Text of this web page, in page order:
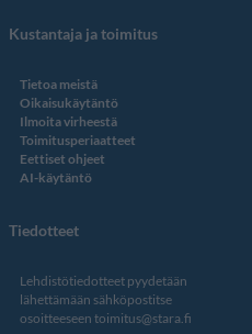
Kustantaja ja toimitus
Tietoa meistä
Oikaisukäytäntö
Ilmoita virheestä
Toimitusperiaatteet
Eettiset ohjeet
AI-käytäntö
Tiedotteet
Lehdistötiedotteet pyydetään
lähettämään sähköpostitse
osoitteeseen toimitus@stara.fi